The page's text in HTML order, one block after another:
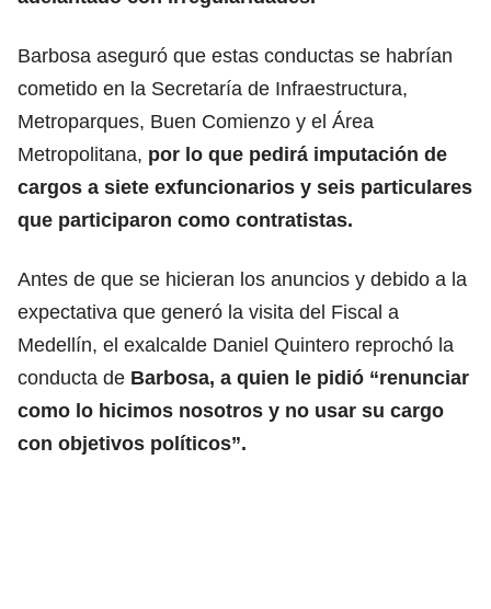
Barbosa aseguró que estas conductas se habrían
cometido en la Secretaría de Infraestructura,
Metroparques, Buen Comienzo y el Área
Metropolitana, por lo que pedirá imputación de
cargos a siete exfuncionarios y seis particulares
que participaron como contratistas.
Antes de que se hicieran los anuncios y debido a la
expectativa que generó la visita del Fiscal a
Medellín, el exalcalde Daniel Quintero reprochó la
conducta de Barbosa, a quien le pidió “renunciar
como lo hicimos nosotros y no usar su cargo
con objetivos políticos”.